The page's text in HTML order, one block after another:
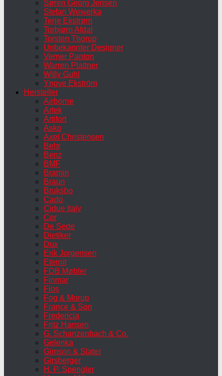
Søren Georg Jensen
Stefan Wewerka
Terje Ekstrøm
Torbjørn Afdal
Torsten Thorup
Unbekannter Designer
Verner Panton
Warren Plattner
Willy Guhl
Yngve Ekström
Hersteller
Airborne
Artek
Artifort
Asko
Axel Christensen
Behr
Benz
BMF
Bramin
Braun
Bruksbo
Cado
Cidue Italy
Cor
De Sede
Dietiker
Dux
Erik Jorgensen
Eternit
FDB Møbler
Finmar
Flos
Fog & Morup
France & Son
Fredericia
Fritz Hansen
G. Schanzenbach & Co.
Gelenka
Gimson & Slater
Girsberger
H. P. Spengler